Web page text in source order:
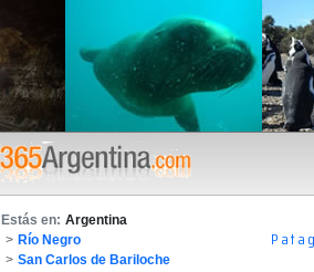
Estás en: Argentina
> Río Negro
> San Carlos de Bariloche